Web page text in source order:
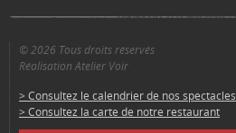
© 2026 Tous droits réservés
Réalisation Atelier Voir
> Consultez le calendrier de nos spectacles
> Consultez la carte de notre restaurant